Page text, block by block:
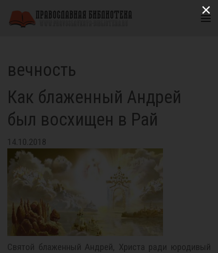
вечность
Как блаженный Андрей
был восхищен в Рай
14.10.2018
Святой блаженный Андрей, Христа ради юродивый
×